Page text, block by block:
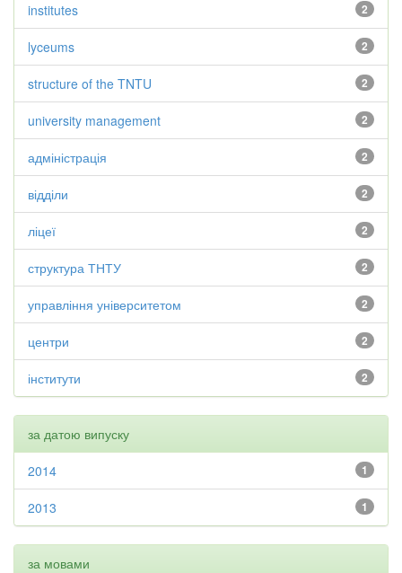
2
institutes
2
lyceums
2
structure of the TNTU
2
university management
2
адміністрація
2
відділи
2
ліцеї
2
структура ТНТУ
2
управління університетом
2
центри
2
інститути
за датою випуску
1
2014
1
2013
за мовами